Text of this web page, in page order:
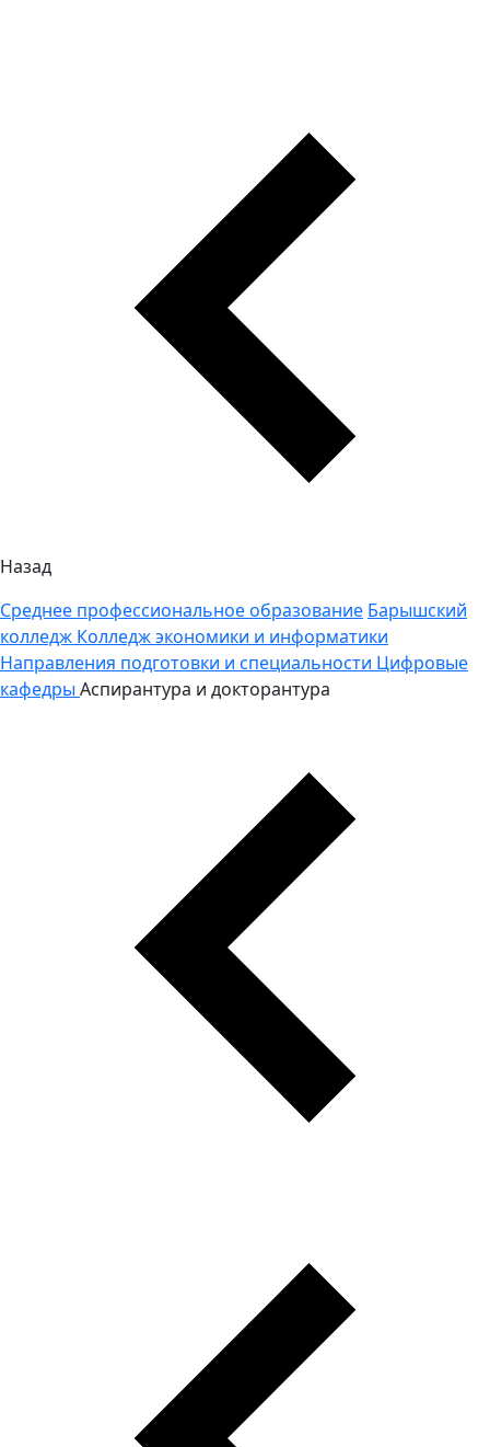
Назад
Среднее профессиональное образование Барышский
колледж Колледж экономики и информатики
Направления подготовки и специальности Цифровые
кафедры Аспирантура и докторантура